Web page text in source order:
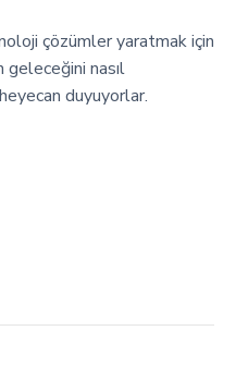
çözümler yaratmak için
geleceğini nasıl
duyuyorlar.